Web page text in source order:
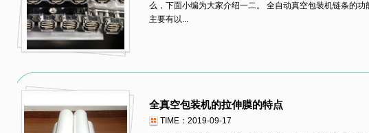
么，下面小编为大家介绍一二。 全自动真空包装机链条的
主要有以...
全真空包装机的拉伸膜的特点
TIME：2019-09-17